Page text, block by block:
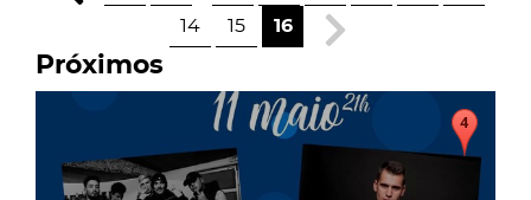
14 15 16
Próximos